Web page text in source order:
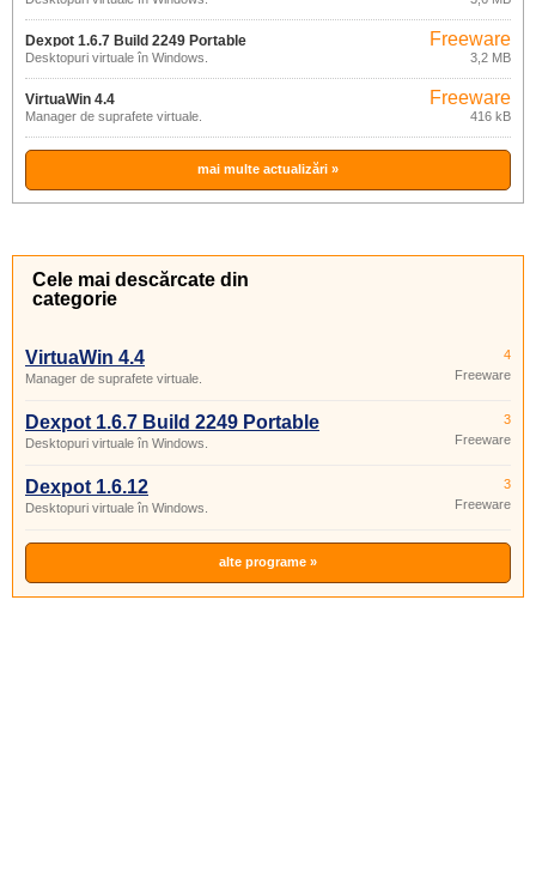
Dexpot 1.6.7 Build 2249 Portable
Desktopuri virtuale în Windows.
Freeware
3,2 MB
VirtuaWin 4.4
Manager de suprafete virtuale.
Freeware
416 kB
mai multe actualizări »
Cele mai descărcate din
categorie
VirtuaWin 4.4
Manager de suprafete virtuale.
4
Freeware
Dexpot 1.6.7 Build 2249 Portable
Desktopuri virtuale în Windows.
3
Freeware
Dexpot 1.6.12
Desktopuri virtuale în Windows.
3
Freeware
alte programe »